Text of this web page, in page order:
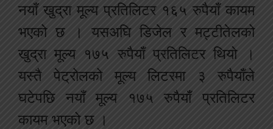
नयाँ खुद्रा मूल्य प्रतिलिटर १६५ रुपैयाँ कायम
भएको छ । यसअघि डिजेल र मट्टीतेलको
खुद्रा मूल्य १७५ रुपैयाँ प्रतिलिटर थियो ।
यस्तै पेट्रोलको मूल्य लिटरमा ३ रुपैयाँले
घटेपछि नयाँ मूल्य १७५ रुपैयाँ प्रतिलिटर
कायम भएको छ ।